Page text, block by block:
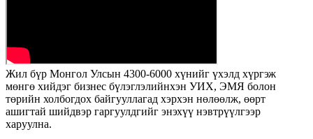
Жил бүр Монгол Улсын 4300-6000 хүнийг үхэлд хүргэж
мөнгө хийдэг бизнес бүлэглэлийнхэн УИХ, ЭМЯ болон
төрийн холбогдох байгууллагад хэрхэн нөлөөлж, өөрт
ашигтай шийдвэр гаргуулдгийг энэхүү нэвтрүүлгээр
харуулна.